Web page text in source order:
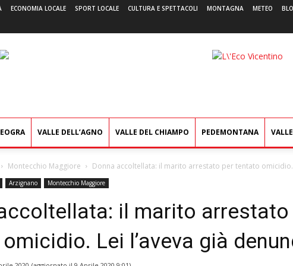
ECONOMIA LOCALE SPORT LOCALE CULTURA E SPETTACOLI MONTAGNA METEO
L'Eco
VALLE DELL’AGNO VALLE DEL CHIAMPO PEDEMONTANA
Montecchio Maggiore Donna accoltellata: il marito arrestato per tentato omicidio.
Arzignano Montecchio Maggiore
il marito arrestato
Lei l’aveva già